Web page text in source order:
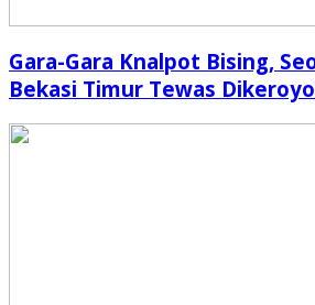
Gara-Gara Knalpot Bising,
Bekasi Timur Tewas